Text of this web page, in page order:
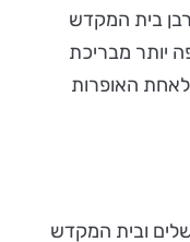
בית המקדש
יותר מבריכת
האופרות
ובית המקדש